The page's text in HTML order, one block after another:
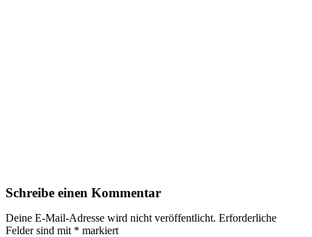
Schreibe einen Kommentar
Deine E-Mail-Adresse wird nicht veröffentlicht. Erforderliche
Felder sind mit * markiert